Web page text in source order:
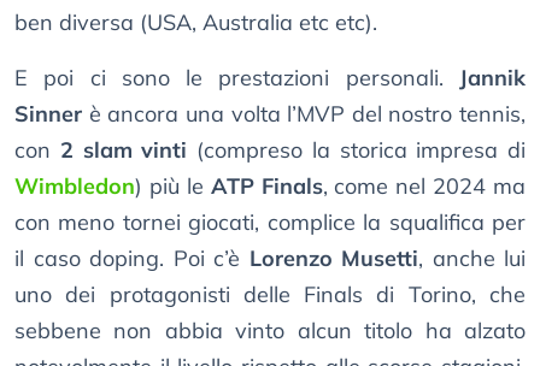
ben diversa (USA, Australia etc etc).
E poi ci sono le prestazioni personali. Jannik
Sinner è ancora una volta l’MVP del nostro tennis,
con 2 slam vinti (compreso la storica impresa di
Wimbledon) più le ATP Finals, come nel 2024 ma
con meno tornei giocati, complice la squalifica per
il caso doping. Poi c’è Lorenzo Musetti, anche lui
uno dei protagonisti delle Finals di Torino, che
sebbene non abbia vinto alcun titolo ha alzato